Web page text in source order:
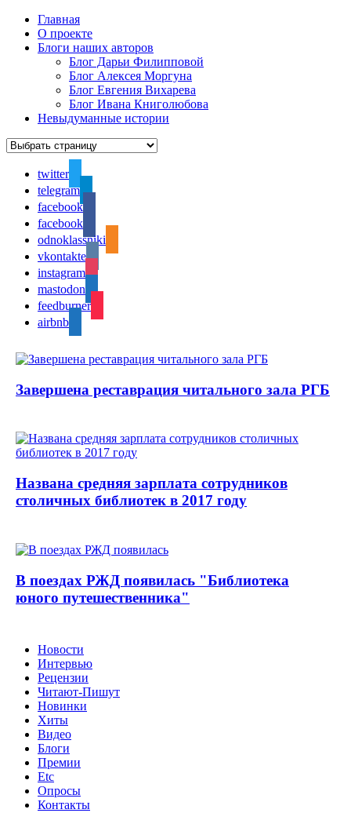
Главная
О проекте
Блоги наших авторов
Блог Дарьи Филипповой
Блог Алексея Моргуна
Блог Евгения Вихарева
Блог Ивана Книголюбова
Невыдуманные истории
twitter
telegram
facebook
facebook
odnoklassniki
vkontakte
instagram
mastodon
feedburner
airbnb
Завершена реставрация читального зала РГБ
Названа средняя зарплата сотрудников
столичных библиотек в 2017 году
В поездах РЖД появилась "Библиотека
юного путешественника"
Новости
Интервью
Рецензии
Читают-Пишут
Новинки
Хиты
Видео
Блоги
Премии
Etc
Опросы
Контакты